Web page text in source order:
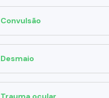
Convulsão
Desmaio